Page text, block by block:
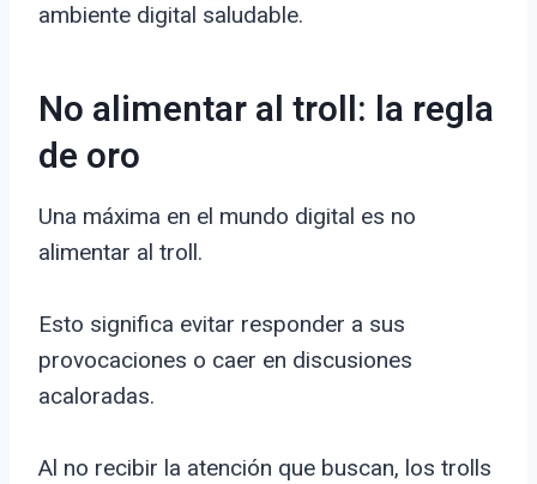
ambiente digital saludable.
No alimentar al troll: la regla
de oro
Una máxima en el mundo digital es no
alimentar al troll.
Esto significa evitar responder a sus
provocaciones o caer en discusiones
acaloradas.
Al no recibir la atención que buscan, los trolls